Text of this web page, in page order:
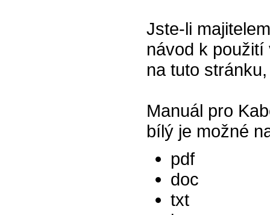
Jste-li
návod k
na tuto
Manuál pro
bílý je možné
pdf
doc
txt